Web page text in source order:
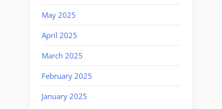
May 2025
April 2025
March 2025
February 2025
January 2025